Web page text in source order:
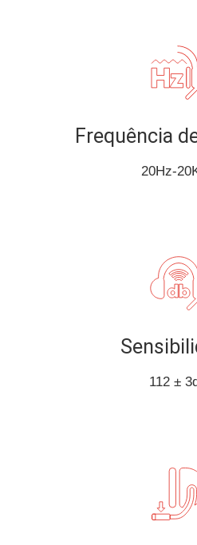
Frequência
20Hz-
112 ±